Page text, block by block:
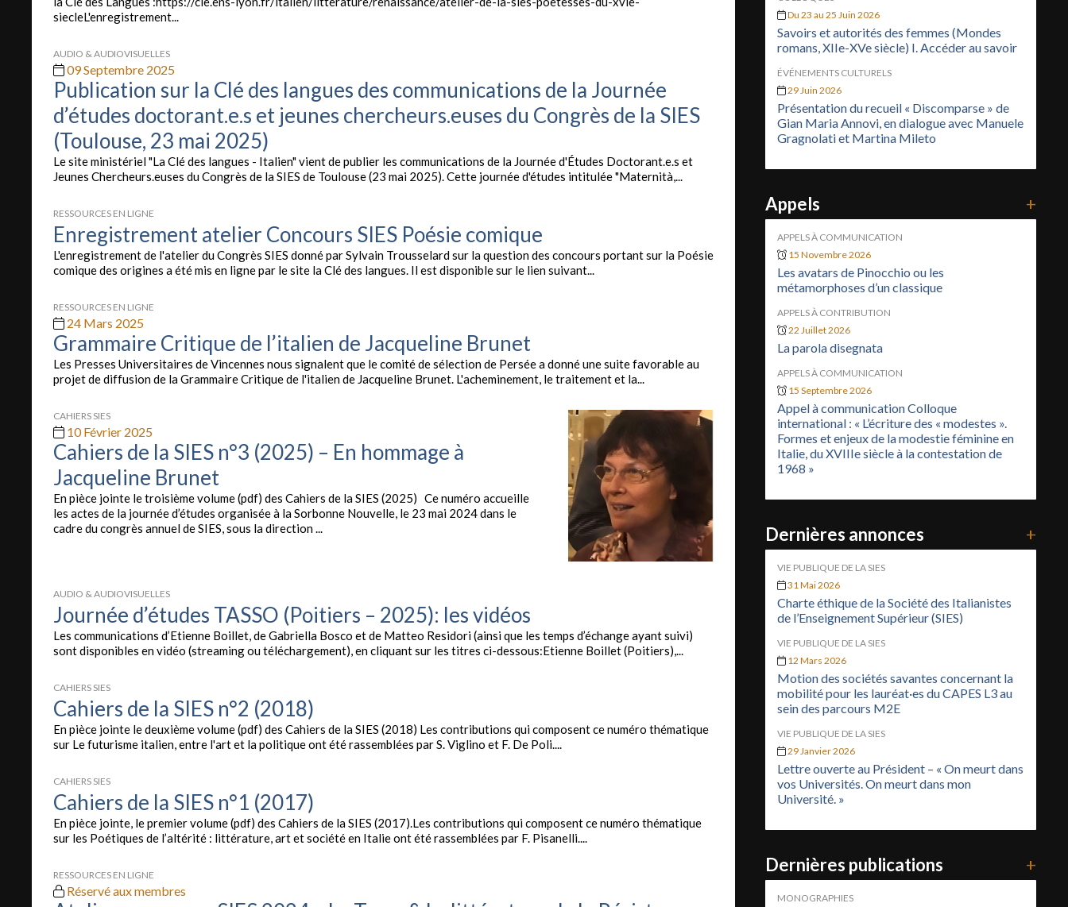
siecleL'enregistrement...
AUDIO & AUDIOVISUELLES
09 Septembre 2025
Publication sur la Clé des langues des communications de la Journée
d’études doctorant.e.s et jeunes chercheurs.euses du Congrès de la SIES
(Toulouse, 23 mai 2025)
Le site ministériel "La Clé des langues - Italien" vient de publier les communications de la Journée d'Études Doctorant.e.s et
Jeunes Chercheurs.euses du Congrès de la SIES de Toulouse (23 mai 2025). Cette journée d'études intitulée "Maternità,...
RESSOURCES EN LIGNE
Enregistrement atelier Concours SIES Poésie comique
L'enregistrement de l'atelier du Congrès SIES donné par Sylvain Trousselard sur la question des concours portant sur la Poésie
comique des origines a été mis en ligne par le site la Clé des langues. Il est disponible sur le lien suivant...
RESSOURCES EN LIGNE
24 Mars 2025
Grammaire Critique de l’italien de Jacqueline Brunet
Les Presses Universitaires de Vincennes nous signalent que le comité de sélection de Persée a donné une suite favorable au
projet de diffusion de la Grammaire Critique de l'italien de Jacqueline Brunet. L'acheminement, le traitement et la...
CAHIERS SIES
10 Février 2025
Cahiers de la SIES n°3 (2025) – En hommage à
Jacqueline Brunet
En pièce jointe le troisième volume (pdf) des Cahiers de la SIES (2025) Ce numéro accueille
les actes de la journée d’études organisée à la Sorbonne Nouvelle, le 23 mai 2024 dans le
cadre du congrès annuel de SIES, sous la direction ...
AUDIO & AUDIOVISUELLES
Journée d’études TASSO (Poitiers – 2025): les vidéos
Les communications d’Etienne Boillet, de Gabriella Bosco et de Matteo Residori (ainsi que les temps d’échange ayant suivi)
sont disponibles en vidéo (streaming ou téléchargement), en cliquant sur les titres ci-dessous:Etienne Boillet (Poitiers),...
CAHIERS SIES
Cahiers de la SIES n°2 (2018)
En pièce jointe le deuxième volume (pdf) des Cahiers de la SIES (2018) Les contributions qui composent ce numéro thématique
sur Le futurisme italien, entre l'art et la politique ont été rassemblées par S. Viglino et F. De Poli....
CAHIERS SIES
Cahiers de la SIES n°1 (2017)
En pièce jointe, le premier volume (pdf) des Cahiers de la SIES (2017).Les contributions qui composent ce numéro thématique
sur les Poétiques de l’altérité : littérature, art et société en Italie ont été rassemblées par F. Pisanelli....
RESSOURCES EN LIGNE
Réservé aux membres
Du 23 au 25 Juin 2026
Savoirs et autorités des femmes (Mondes
romans, XIIe-XVe siècle) I. Accéder au savoir
ÉVÉNEMENTS CULTURELS
29 Juin 2026
Présentation du recueil « Discomparse » de
Gian Maria Annovi, en dialogue avec Manuele
Gragnolati et Martina Mileto
Appels +
APPELS À COMMUNICATION
15 Novembre 2026
Les avatars de Pinocchio ou les
métamorphoses d’un classique
APPELS À CONTRIBUTION
22 Juillet 2026
La parola disegnata
APPELS À COMMUNICATION
15 Septembre 2026
Appel à communication Colloque
international : « L’écriture des « modestes ».
Formes et enjeux de la modestie féminine en
Italie, du XVIIIe siècle à la contestation de
1968 »
Dernières annonces +
VIE PUBLIQUE DE LA SIES
31 Mai 2026
Charte éthique de la Société des Italianistes
de l’Enseignement Supérieur (SIES)
VIE PUBLIQUE DE LA SIES
12 Mars 2026
Motion des sociétés savantes concernant la
mobilité pour les lauréat·es du CAPES L3 au
sein des parcours M2E
VIE PUBLIQUE DE LA SIES
29 Janvier 2026
Lettre ouverte au Président – « On meurt dans
vos Universités. On meurt dans mon
Université. »
Dernières publications +
MONOGRAPHIES